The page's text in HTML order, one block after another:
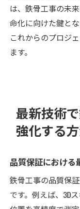
は、鉄骨工事の未
命化に向けた鍵と
これからのプロジ
ます。
最新技術
強化する
品質保証における
鉄骨工事の品質保
です。例えば、3D